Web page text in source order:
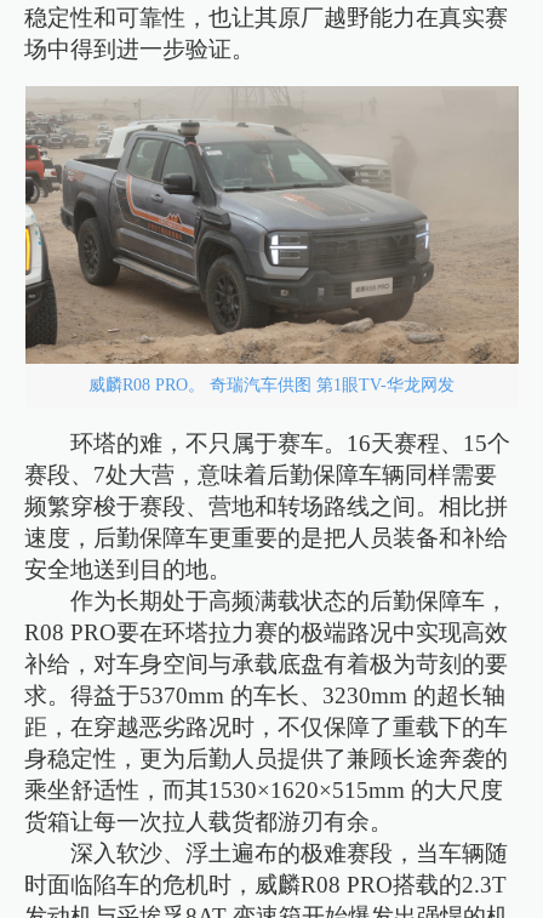
稳定性和可靠性，也让其原厂越野能力在真实赛
场中得到进一步验证。
威麟R08 PRO。 奇瑞汽车供图 第1眼TV-华龙网发
环塔的难，不只属于赛车。16天赛程、15个
赛段、7处大营，意味着后勤保障车辆同样需要
频繁穿梭于赛段、营地和转场路线之间。相比拼
速度，后勤保障车更重要的是把人员装备和补给
安全地送到目的地。
作为长期处于高频满载状态的后勤保障车，
R08 PRO要在环塔拉力赛的极端路况中实现高效
补给，对车身空间与承载底盘有着极为苛刻的要
求。得益于5370mm 的车长、3230mm 的超长轴
距，在穿越恶劣路况时，不仅保障了重载下的车
身稳定性，更为后勤人员提供了兼顾长途奔袭的
乘坐舒适性，而其1530×1620×515mm 的大尺度
货箱让每一次拉人载货都游刃有余。
深入软沙、浮土遍布的极难赛段，当车辆随
时面临陷车的危机时，威麟R08 PRO搭载的2.3T